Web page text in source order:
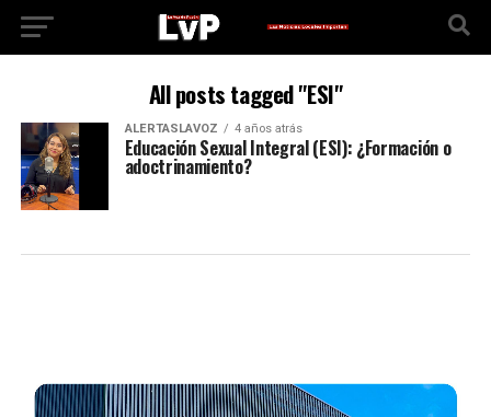
All posts tagged "ESI"
ALERTASLAVOZ 4 años atrás
Educación Sexual Integral (ESI): ¿Formación o
adoctrinamiento?